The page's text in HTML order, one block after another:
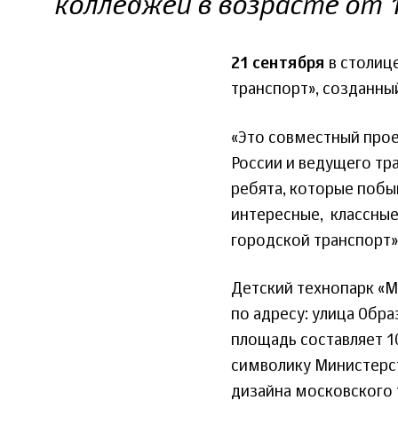
21 сентября в
транспорт»,
«Это совместный
России и ведущего
ребята, которые
интересные,
городской
Детский технопарк
по адресу: улица
площадь составляет
символику
дизайна московского